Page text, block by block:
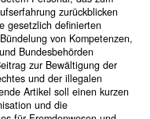
zurückblicken
gesetzlich definierten
von Kompetenzen,
Bundesbehörden
zur Bewältigung der
und der illegalen
Artikel soll einen kurzen
und die